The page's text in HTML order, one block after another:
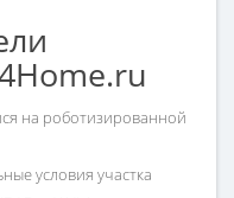
на роботизированной
условия участка